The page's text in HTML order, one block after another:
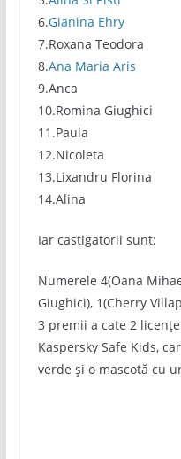
6.Gianina Ehry
7.Roxana Teodora
8.Ana Maria Aris
9.Anca
10.Romina Giughici
11.Paula
12.Nicoleta
13.Lixandru Florina
14.Alina
Iar castigatorii sunt:
Numerele 4(Oana
Giughici), 1(Cherry
3 premii a cate 2
Kaspersky Safe Kids,
verde și o mascotă cu